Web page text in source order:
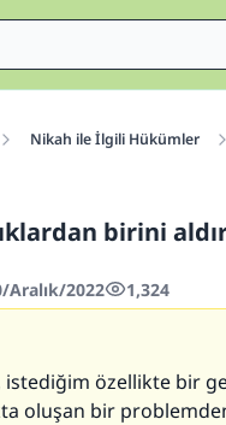
Nikah ile İlgili Hükümler
birini
Aralık/2022 1,324
istediğim özellikte bir
oluşan bir